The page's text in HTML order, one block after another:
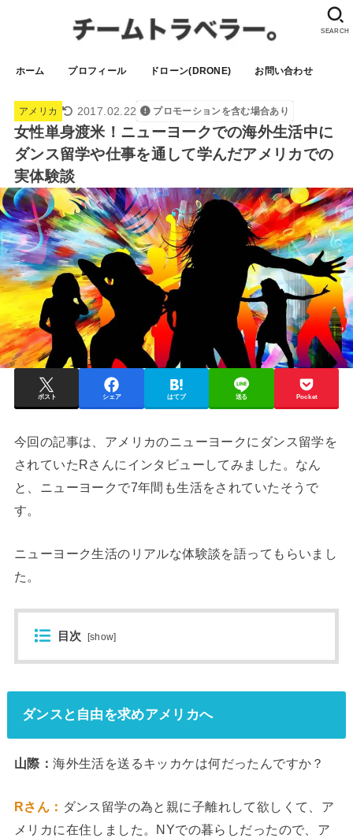
ホーム プロフィール ドローン(DRONE) お問い合わせ
SEARCH
アメリカ 2017.02.22 プロモーションを含む場合あり
女性単身渡米！ニューヨークでの海外生活中に
ダンス留学や仕事を通して学んだアメリカでの
実体験談
ポスト シェア はてブ 送る Pocket
今回の記事は、アメリカのニューヨークにダンス留学を
されていたRさんにインタビューしてみました。なん
と、ニューヨークで7年間も生活をされていたそうで
す。
ニューヨーク生活のリアルな体験談を語ってもらいまし
た。
目次 [show]
ダンスと自由を求めアメリカへ
山際：海外生活を送るキッカケは何だったんですか？
Rさん： ダンス留学の為と親に子離れして欲しくて、ア
メリカに在住しました。NYでの暮らしだったので、ア